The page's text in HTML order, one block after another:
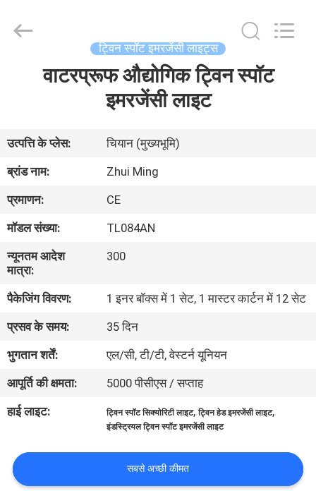
हमारे
बारे
कारखाना
भ्रमण
गुणवत्ता
नियंत्रण
संपर्क
एक
Technology
Co.,Ltd.
ट्विन स्पॉट इमरजेंसी लाइट्स
वाटरप्रूफ औद्योगिक ट्विन स्पॉट
इमरजेंसी लाइट
उत्पत्ति के प्लेस:
चियान (मुख्यभूमि)
ब्रांड नाम:
Zhui Ming
प्रमाणन:
CE
मॉडल संख्या:
TL084AN
न्यूनतम आदेश
मात्रा:
300
पैकेजिंग विवरण:
1 इनर बॉक्स में 1 सेट, 1 मास्टर कार्टन में 12 सेट
प्रसव के समय:
35 दिन
भुगतान शर्तें:
एल/सी, टी/टी, वेस्टर्न यूनियन
आपूर्ति की क्षमता:
5000 पीसीएस / सप्ताह
हाई लाइट:
ट्विन स्पॉट सिक्योरिटी लाइट,ट्विन हेड इमरजेंसी लाइट,
इंडस्ट्रियल ट्विन स्पॉट इमरजेंसी लाइट
सबसे अच्छी कीमत